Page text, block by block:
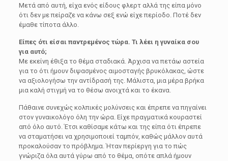
Μετά από αυτή, είχα ενός είδους φλερτ αλλά της είπα μόνο
ότι δεν με πείραζε να κάνω σεξ ενώ είχε περίοδο. Ποτέ δεν
έμαθε τίποτα άλλο.
Είπες ότι είσαι παντρεμένος τώρα. Τι λέει η γυναίκα σου
για αυτό;
Με εκείνη έθιξα το θέμα σταδιακά. Άρχισα να πετάω αστεία
για το ότι ήμουν διψασμένος αιμοσταγής βρυκόλακας, ώστε
να αξιολογήσω την αντίδρασή της. Μάλιστα, μια μέρα βρήκα
μια καλή στιγμή να το θέσω ανοιχτά και το έκανα.
Πάθαινε συνεχώς κολπικές μολύνσεις και έπρεπε να πηγαίνει
στον γυναικολόγο όλη την ώρα. Είχε πραγματικά κουραστεί
από όλο αυτό. Έτσι καθίσαμε κάτω και της είπα ότι έπρεπε
να σταματήσει να χρησιμοποιεί ταμπόν, καθώς μάλλον αυτά
προκαλούσαν το πρόβλημα. Ήταν περίεργη για το πώς
γνώριζα όλα αυτά γύρω από το θέμα, οπότε απλά ήμουν